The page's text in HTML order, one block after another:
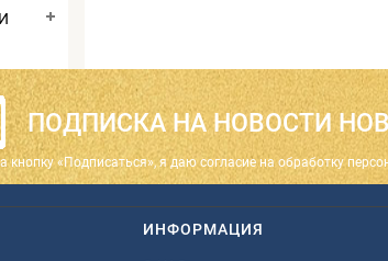
ПОДПИСКА НА НОВОСТИ
«Подписаться», я даю cогласие на обработку
ИНФОРМАЦИЯ